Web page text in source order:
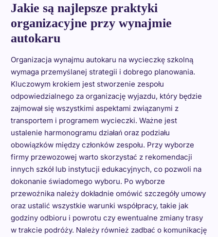
Jakie są najlepsze praktyki
organizacyjne przy wynajmie
autokaru
Organizacja wynajmu autokaru na wycieczkę szkolną
wymaga przemyślanej strategii i dobrego planowania.
Kluczowym krokiem jest stworzenie zespołu
odpowiedzialnego za organizację wyjazdu, który będzie
zajmował się wszystkimi aspektami związanymi z
transportem i programem wycieczki. Ważne jest
ustalenie harmonogramu działań oraz podziału
obowiązków między członków zespołu. Przy wyborze
firmy przewozowej warto skorzystać z rekomendacji
innych szkół lub instytucji edukacyjnych, co pozwoli na
dokonanie świadomego wyboru. Po wyborze
przewoźnika należy dokładnie omówić szczegóły umowy
oraz ustalić wszystkie warunki współpracy, takie jak
godziny odbioru i powrotu czy ewentualne zmiany trasy
w trakcie podróży. Należy również zadbać o komunikację